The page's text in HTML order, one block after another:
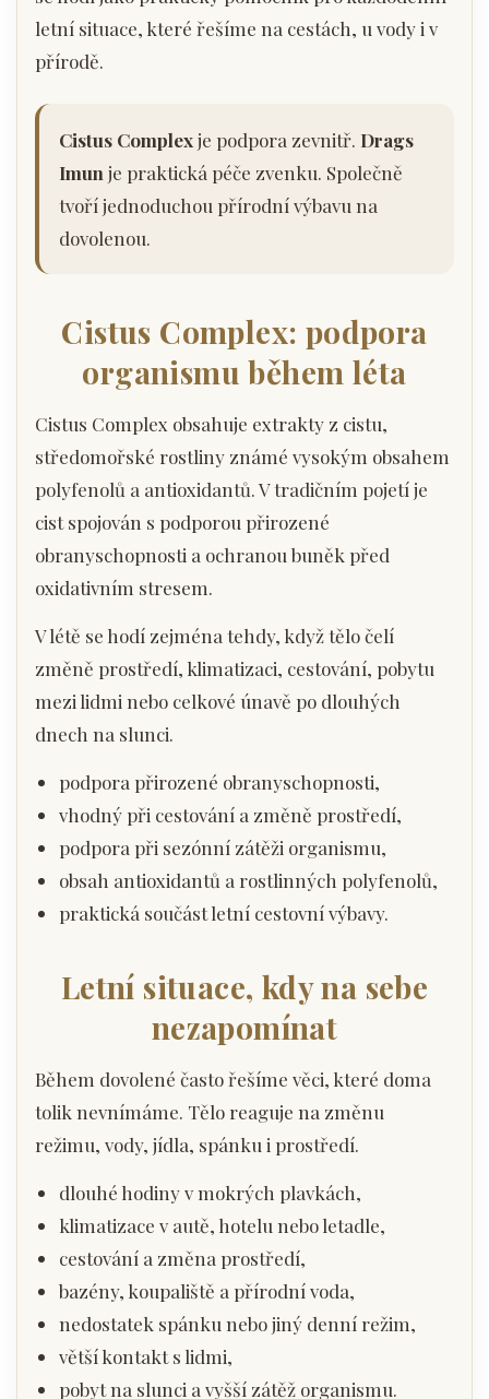
letní situace, které řešíme na cestách, u vody i v
přírodě.
Cistus Complexje podpora zevnitř. Drags
Imun je praktická péče zvenku. Společně
tvoří jednoduchou přírodní výbavu na
dovolenou.
Cistus Complex: podpora
organismu během léta
Cistus Complex obsahuje extrakty z cistu,
středomořské rostliny známé vysokým obsahem
polyfenolů a antioxidantů. V tradičním pojetí je
cist spojován s podporou přirozené
obranyschopnosti a ochranou buněk před
oxidativním stresem.
V létě se hodí zejména tehdy, když tělo čelí
změně prostředí, klimatizaci, cestování, pobytu
mezi lidmi nebo celkové únavě po dlouhých
dnech na slunci.
podpora přirozené obranyschopnosti,
vhodný při cestování a změně prostředí,
podpora při sezónní zátěži organismu,
obsah antioxidantů a rostlinných polyfenolů,
praktická součást letní cestovní výbavy.
Letní situace, kdy na sebe
nezapomínat
Během dovolené často řešíme věci, které doma
tolik nevnímáme. Tělo reaguje na změnu
režimu, vody, jídla, spánku i prostředí.
dlouhé hodiny v mokrých plavkách,
klimatizace v autě, hotelu nebo letadle,
cestování a změna prostředí,
bazény, koupaliště a přírodní voda,
nedostatek spánku nebo jiný denní režim,
větší kontakt s lidmi,
pobyt na slunci a vyšší zátěž organismu.